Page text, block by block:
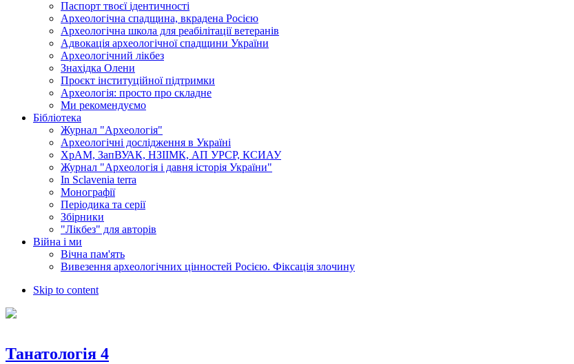
Паспорт твоєї ідентичності
Археологічна спадщина, вкрадена Росією
Археологічна школа для реабілітації ветеранів
Адвокація археологічної спадщини України
Археологічний лікбез
Знахідка Олени
Проєкт інституційної підтримки
Археологія: просто про складне
Ми рекомендуємо
Бібліотека
Журнал "Археологія"
Археологічні дослідження в Україні
ХрАМ, ЗапВУАК, НЗІІМК, АП УРСР, КСИАУ
Журнал "Археологія і давня історія України"
In Sclavenia terra
Монографії
Періодика та серії
Збірники
"Лікбез" для авторів
Війна і ми
Вічна пам'ять
Вивезення археологічних цінностей Росією. Фіксація злочину
Skip to content
Танатологія 4